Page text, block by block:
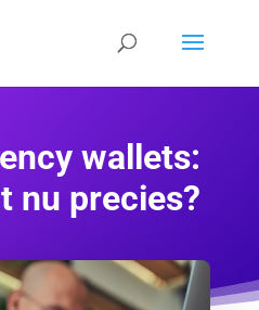
wallets:
nu precies?